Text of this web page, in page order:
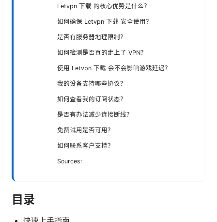
Letvpn 下载 的核心优势是什么？
如何确保 Letvpn 下载 安全使用？
是否有服务器地理限制？
如何检测是否真的走上了 VPN？
使用 Letvpn 下载 会不会影响游戏延迟？
我的设备支持哪些协议？
如何查看我的订阅状态？
是否有办法减少连接断线？
免费试用是否可用？
如何联系客户支持？
Sources:
目录